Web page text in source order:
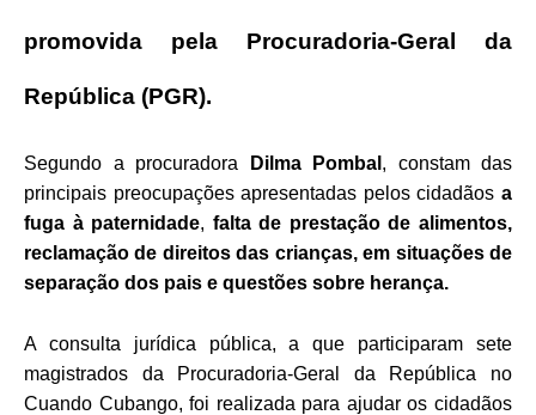
promovida pela Procuradoria-Geral da
República (PGR).
Segundo a procuradora Dilma Pombal , constam das
principais preocupações apresentadas pelos cidadãos a
fuga à paternidade, falta de prestação de alimentos,
reclamação de direitos das crianças, em situações de
separação dos pais e questões sobre herança.
A consulta jurídica pública, a que participaram sete
magistrados da Procuradoria-Geral da República no
Cuando Cubango, foi realizada para ajudar os cidadãos